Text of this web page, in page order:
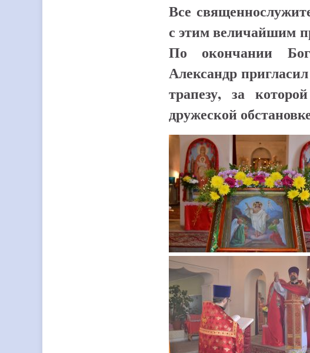
Все
с этим величайшим
По окончании
Александр
трапезу, за
дружеской